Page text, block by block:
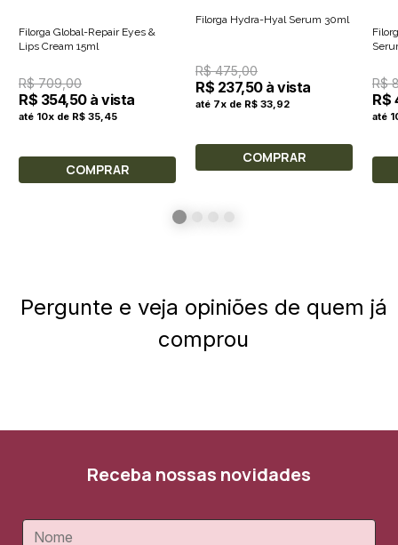
Filorga Global-Repair Eyes &
Lips Cream 15ml
R$ 709,00
R$ 354,50 à vista
até 10x de R$ 35,45
COMPRAR
Filorga Hydra-Hyal Serum 30ml
R$ 475,00
R$ 237,50 à vista
até 7x de R$ 33,92
COMPRAR
R$
R$
até
Pergunte e veja opiniões de quem já
comprou
Receba nossas novidades